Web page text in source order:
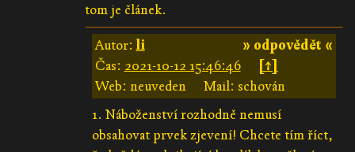
tom je článek.
» odpovědět «
Autor:li
Čas: 2021-10-12 15:46:46
[↑]
Web: neuveden
Mail: schován
1. Náboženství rozhodně nemusí
obsahovat prvek zjevení! Chcete tím říct,